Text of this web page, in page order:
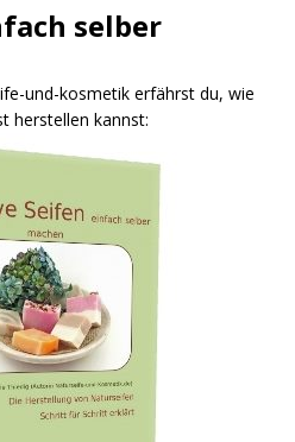
selber
und-kosmetik erfährst du, wie
herstellen kannst: